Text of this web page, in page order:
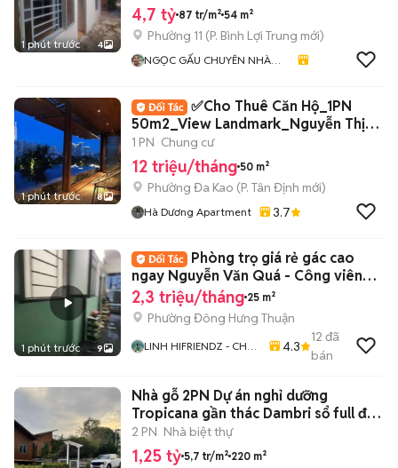
1 phút trước 4
4,7 tỷ 87 tr/m² 54 m²
Phường 11 (P. Bình Lợi Trung mới)
NGỌC GẤU CHUYÊN NHÀ
1 phút trước 8
✅Cho Thuê Căn Hộ_1PN
50m2_View Landmark_Nguyễn Thị
Minh Khai Quận 1✅
1 PN Chung cư
12 triệu/tháng 50 m²
Phường Đa Kao (P. Tân Định mới)
Hà Dương Apartment 3.7
1 phút trước 9
Phòng trọ giá rẻ gác cao
ngay Nguyễn Văn Quá - Công viên
phần mềm Q12
2,3 triệu/tháng 25 m²
Phường Đông Hưng Thuận
LINH HIFRIENDZ - CHO
4.3
12 đã
bán
Nhà gỗ 2PN Dự án nghỉ dưỡng
Tropicana gần thác Dambri sổ full đất
ở
2 PN Nhà biệt thự
1,25 tỷ 5,7 tr/m² 220 m²